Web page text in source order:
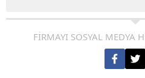
FİRMAYI SOSYAL MEDYA